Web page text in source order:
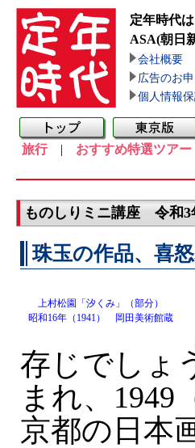
定年時代
ASA(朝日
会社概要
広告のお
個人情報
旅行| おすすめ特選ツアー
ものしりミニ講座 令和3
珠玉の作品、喜
上村松園「汐くみ」（部分）
昭和16年（1941） 岡田美術館蔵
存じでしょ
まれ、1949
京都の日本